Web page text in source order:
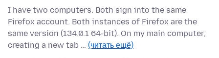
I have two computers. Both sign into the same
Firefox account. Both instances of Firefox are the
same version (134.0.1 64-bit). On my main computer,
creating a new tab … (читать ещё)